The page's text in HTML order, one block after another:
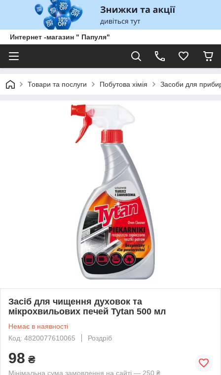
Интернет -магазин " Папуля"
Товари та послуги Побутова хімія Засоби для
Засіб для чищення духовок та
мікрохвильових печей Tytan 500 мл
Немає в наявності
Код: 4820077610065
Роздріб
98 ₴
Мінімальна сума замовлення на сайті — 250 ₴